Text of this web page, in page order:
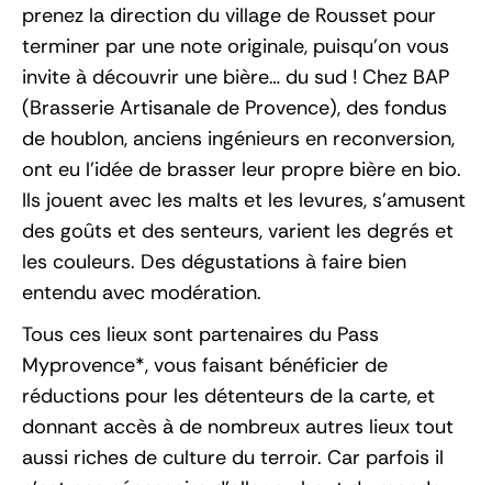
prenez la direction du village de Rousset pour
terminer par une note originale, puisqu’on vous
invite à découvrir une bière… du sud ! Chez BAP
(Brasserie Artisanale de Provence), des fondus
de houblon, anciens ingénieurs en reconversion,
ont eu l’idée de brasser leur propre bière en bio.
Ils jouent avec les malts et les levures, s’amusent
des goûts et des senteurs, varient les degrés et
les couleurs. Des dégustations à faire bien
entendu avec modération.
Tous ces lieux sont partenaires du Pass
Myprovence*, vous faisant bénéficier de
réductions pour les détenteurs de la carte, et
donnant accès à de nombreux autres lieux tout
aussi riches de culture du terroir. Car parfois il